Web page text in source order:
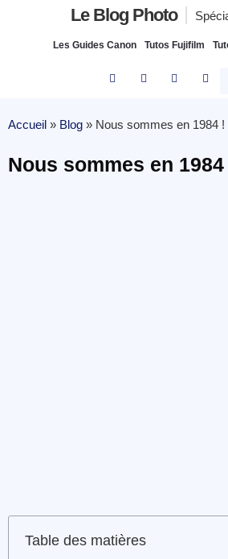
Le Blog Photo
Les Guides Canon Tutos Fujifilm
Accueil » Blog » Nous sommes en 1984 !
Nous sommes en 1984
Table des matières